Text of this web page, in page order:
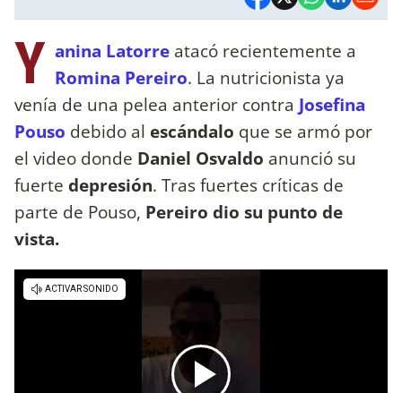
Y anina Latorre atacó recientemente a
Romina Pereiro. La nutricionista ya
venía de una pelea anterior contra Josefina
Pouso debido al escándalo que se armó por
el video donde Daniel Osvaldo anunció su
fuerte depresión. Tras fuertes críticas de
parte de Pouso, Pereiro dio su punto de
vista.